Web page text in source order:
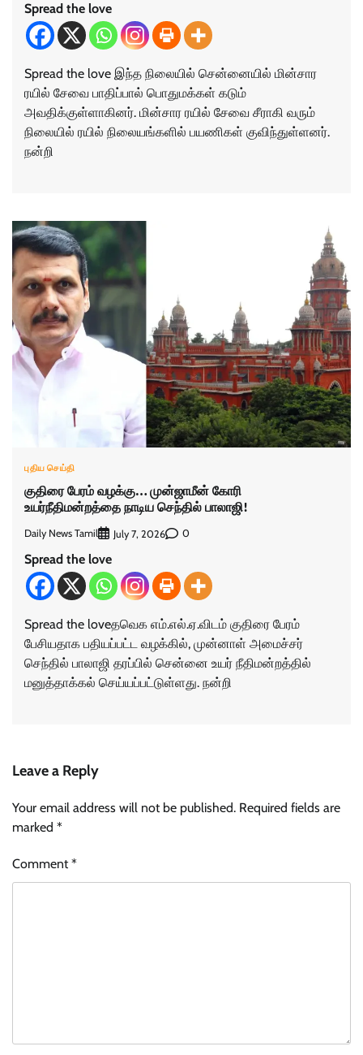
Spread the love
Spread the love இந்த நிலையில் சென்னையில் மின்சார
ரயில் சேவை பாதிப்பால் பொதுமக்கள் கடும்
அவதிக்குள்ளாகினர். மின்சார ரயில் சேவை சீராகி வரும்
நிலையில் ரயில் நிலையங்களில் பயணிகள் குவிந்துள்ளனர்.
நன்றி
புதிய செய்தி
குதிரை பேரம் வழக்கு… முன்ஜாமீன் கோரி
உயர்நீதிமன்றத்தை நாடிய செந்தில் பாலாஜி!
Daily News Tamil July 7, 2026 0
Spread the love
Spread the loveதவெக எம்.எல்.ஏ.விடம் குதிரை பேரம்
பேசியதாக பதியப்பட்ட வழக்கில், முன்னாள் அமைச்சர்
செந்தில் பாலாஜி தரப்பில் சென்னை உயர் நீதிமன்றத்தில்
மனுத்தாக்கல் செய்யப்பட்டுள்ளது. நன்றி
Leave a Reply
Your email address will not be published. Required fields are
marked *
Comment*